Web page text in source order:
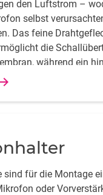
den Luftstrom –
selbst
Das feine
die
während ein
Kegelstumpf das
sind für die Montage
oder